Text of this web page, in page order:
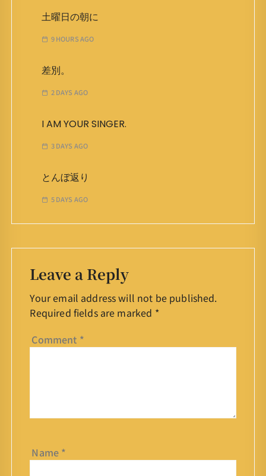
土曜日の朝に
9 HOURS AGO
差別。
2 DAYS AGO
I AM YOUR SINGER.
3 DAYS AGO
とんぼ返り
5 DAYS AGO
Leave a Reply
Your email address will not be published.
Required fields are marked *
Comment *
Name *